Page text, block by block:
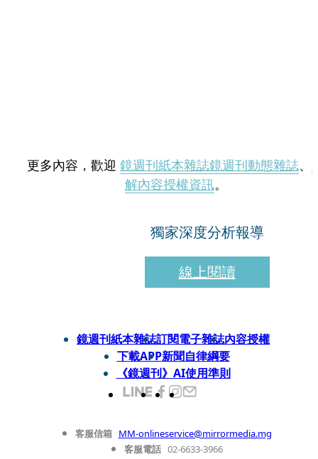
更多內容，歡迎 鏡週刊紙本雜誌鏡週刊動態雜誌、
解內容授權資訊。
獨家深度分析報導
線上閱讀
鏡週刊紙本雜誌訂閱電子雜誌內容授權
下載APP新聞自律綱要
《鏡週刊》AI使用準則
客服信箱 MM-onlineservice@mirrormedia.mg
客服電話 02-6633-3966